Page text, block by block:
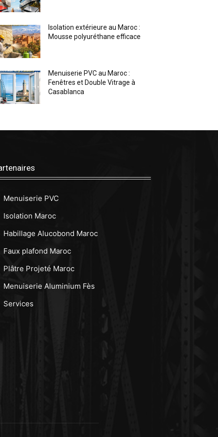
Isolation extérieure au Maroc :
Mousse polyuréthane efficace
Menuiserie PVC au Maroc :
Fenêtres et Double Vitrage à
Casablanca
Menuiserie PVC
Isolation Maroc
Habillage Alucobond Maroc
Faux plafond Maroc
Plâtre Projeté Maroc
Menuiserie Aluminium Fès
Services